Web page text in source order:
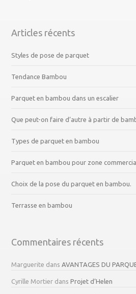
Articles récents
Styles de pose de parquet
Tendance Bambou
Parquet en bambou dans un escalier
Que peut-on faire d’autre à partir de
Types de parquet en bambou
Parquet en bambou pour zone
Choix de la pose du parquet en bambou.
Terrasse en bambou
Commentaires récents
Marguerite dansAVANTAGES DU
Cyrille Mortier dansProjet d’Helen